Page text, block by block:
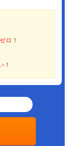
ロ ！
！